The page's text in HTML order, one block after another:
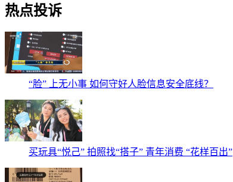
热点投诉
“脸” 上无小事 如何守好人脸信息安全底线？
买玩具“悦己” 拍照找“搭子” 青年消费 “花样百出”